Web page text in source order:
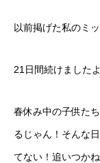
以前掲げた私のミ
21日間続けましたよ
春休み中の子供た
るじゃん！そんな
てない！追いつか